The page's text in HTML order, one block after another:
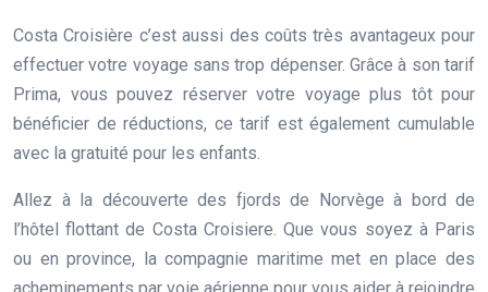
Costa Croisière c’est aussi des coûts très avantageux pour
effectuer votre voyage sans trop dépenser. Grâce à son tarif
Prima, vous pouvez réserver votre voyage plus tôt pour
bénéficier de réductions, ce tarif est également cumulable
avec la gratuité pour les enfants.
Allez à la découverte des fjords de Norvège à bord de
l’hôtel flottant de Costa Croisiere. Que vous soyez à Paris
ou en province, la compagnie maritime met en place des